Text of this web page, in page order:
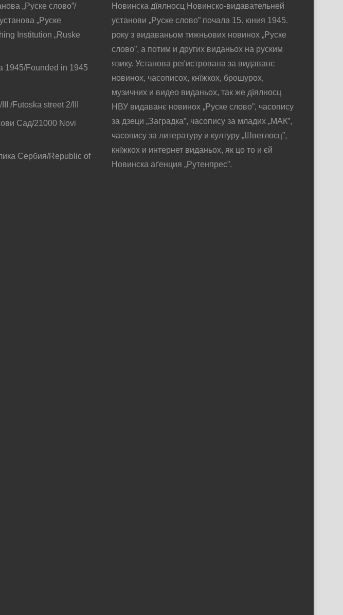
„Руске слово”/
„Руске
Institution „Ruske
1945/Founded in 1945
/Futoska street 2/III
Сад/21000 Novi
Сербия/Republic of
Новинска дїялносц Новинско-видавательней
установи „Руске слово” почала 15. юния 1945.
року з видаваньом тижньових новинох „Руске
слово”, а потим и других виданьох на руским
язику. Установа реґистрована за видаванє
новинох, часописох, кнїжкох, брошурох,
музичних и видео виданьох, так же дїялносц
НВУ видаванє новинох „Руске слово”, часопису
за дзеци „Заградка”, часопису за младих „МАК”,
часопису за литературу и културу „Шветлосц”,
кнїжкох и интернет виданьох, як цо то и єй
Новинска аґенция „Рутенпрес”.